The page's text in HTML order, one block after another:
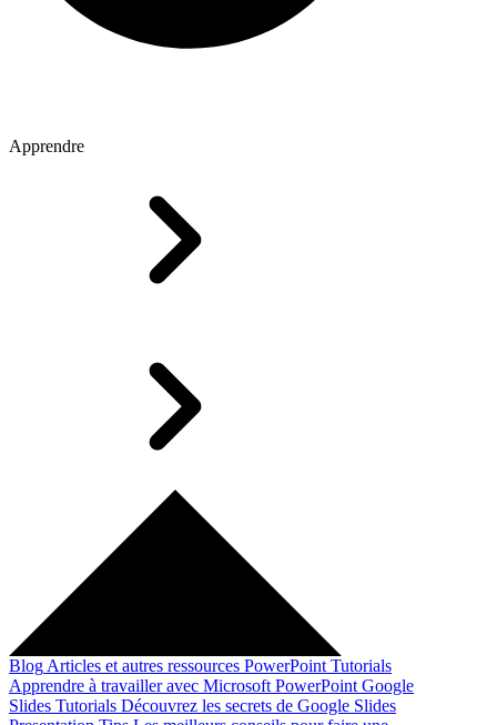
Apprendre
Blog Articles et autres ressources PowerPoint Tutorials
Apprendre à travailler avec Microsoft PowerPoint Google
Slides Tutorials Découvrez les secrets de Google Slides